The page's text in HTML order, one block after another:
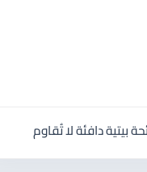
دافئة لا تُقاوم